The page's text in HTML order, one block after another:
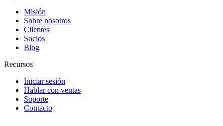
Misión
Sobre nosotros
Clientes
Socios
Blog
Recursos
Iniciar sesión
Hablar con ventas
Soporte
Contacto